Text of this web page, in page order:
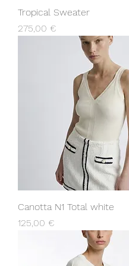
Tropical Sweater
Prix
275,00 €
Canotta N1 Total white
Prix
125,00 €